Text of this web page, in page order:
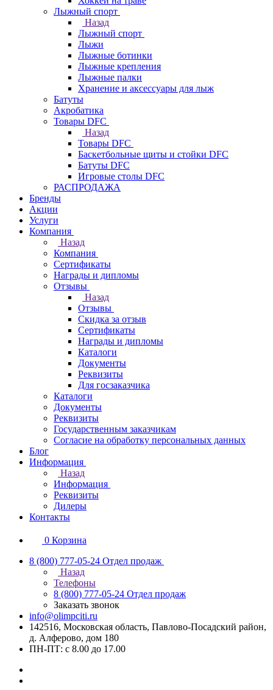
Лыжный спорт
Назад
Лыжный спорт
Лыжи
Лыжные ботинки
Лыжные крепления
Лыжные палки
Хранение и аксессуары для лыж
Батуты
Акробатика
Товары DFC
Назад
Товары DFC
Баскетбольные щиты и стойки DFC
Батуты DFC
Игровые столы DFC
РАСПРОДАЖА
Бренды
Акции
Услуги
Компания
Назад
Компания
Сертификаты
Награды и дипломы
Отзывы
Назад
Отзывы
Скидка за отзыв
Сертификаты
Награды и дипломы
Каталоги
Документы
Реквизиты
Для госзаказчика
Каталоги
Документы
Реквизиты
Государственным заказчикам
Согласие на обработку персональных данных
Блог
Информация
Назад
Информация
Реквизиты
Дилеры
Контакты
0 Корзина
8 (800) 777-05-24 Отдел продаж
Назад
Телефоны
8 (800) 777-05-24 Отдел продаж
Заказать звонок
info@olimpciti.ru
142516, Московская область, Павлово-Посадский район,
д. Алферово, дом 180
ПН-ПТ: с 8.00 до 17.00